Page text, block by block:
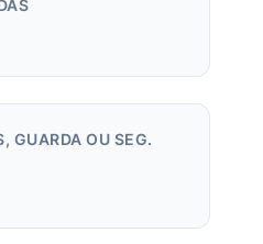
GUARDA OU SEG.